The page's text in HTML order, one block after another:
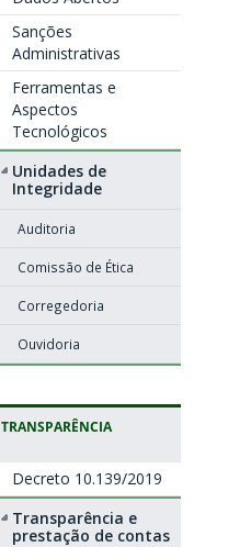
Sanções
Administrativas
Ferramentas e
Aspectos
Tecnológicos
Unidades de
Integridade
Auditoria
Comissão de Ética
Corregedoria
Ouvidoria
TRANSPARÊNCIA
Decreto 10.139/2019
Transparência e
prestação de contas